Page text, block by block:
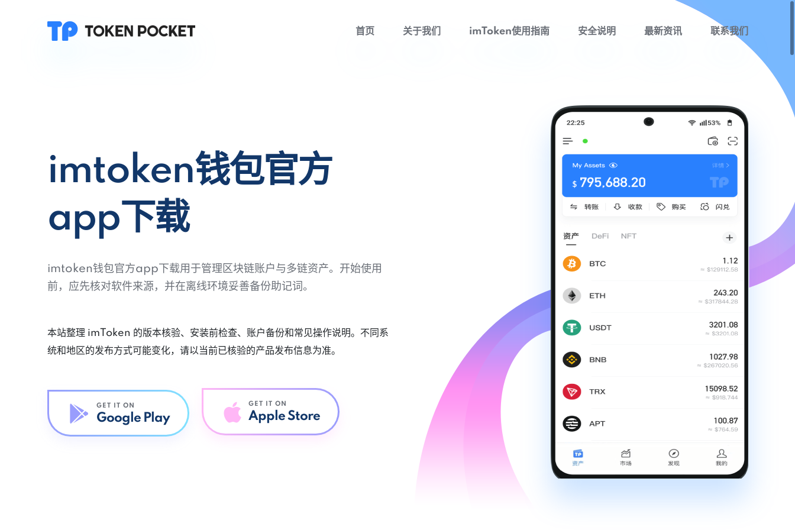
首页 关于我们 imToken使用指南 安全说明 最新资讯 联系我们
imtoken钱包官方
app下载
imtoken钱包官方app下载用于管理区块链账户与多链资产。开始使用
前，应先核对软件来源，并在离线环境妥善备份助记词。
本站整理 imToken 的版本核验、安装前检查、账户备份和常见操作说明。不同系
统和地区的发布方式可能变化，请以当前已核验的产品发布信息为准。
GET IT ON
Google Play
GET IT ON
Apple Store